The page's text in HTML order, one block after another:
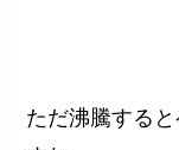
ただ沸騰する